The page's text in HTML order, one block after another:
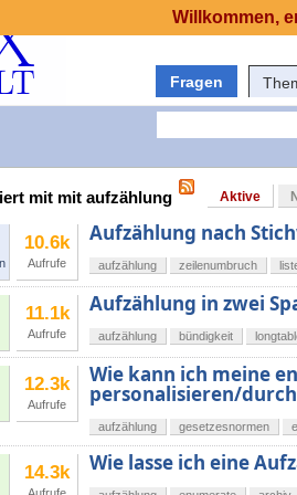
Fragen
mit mit aufzählung Aktive
10.6k
Aufrufe
Aufzählung nach
aufzählung zeilenumbruch
11.1k
Aufrufe
Aufzählung in zwei
aufzählung bündigkeit
12.3k
Aufrufe
Wie kann ich meine
personalisieren/
aufzählung gesetzesnormen
14.3k Wie lasse ich eine
Willkommen,